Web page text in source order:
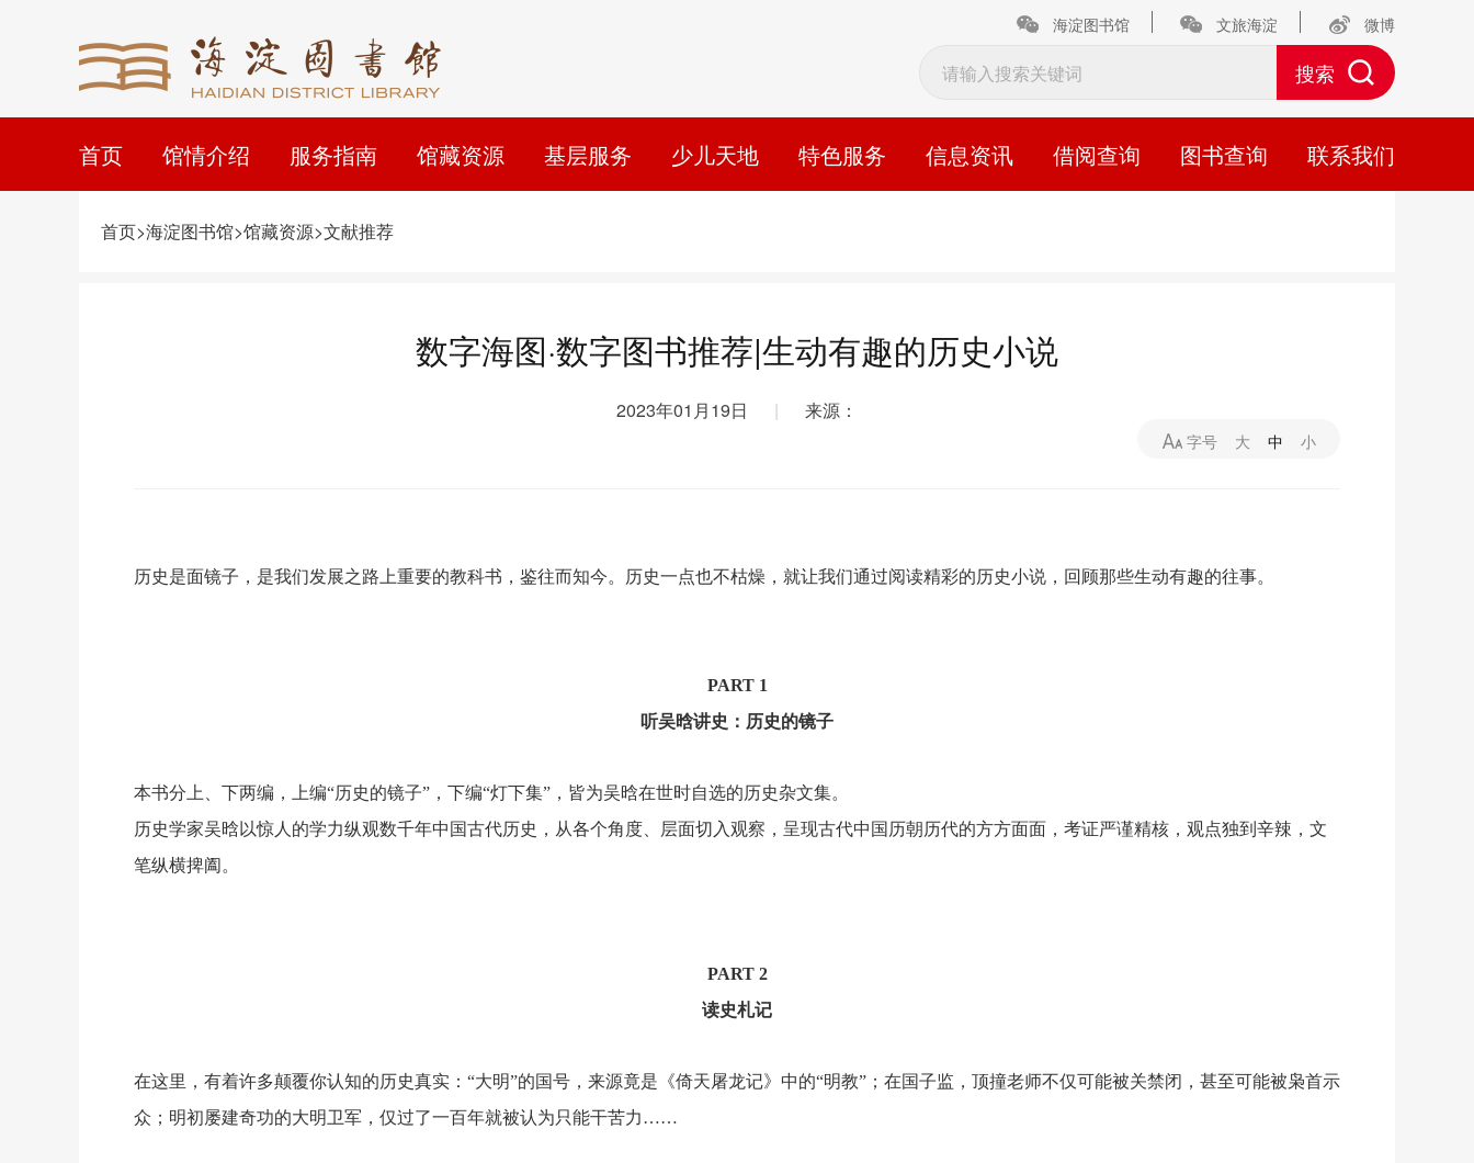
海淀图书馆 文旅海淀 微博
首页 馆情介绍 服务指南 馆藏资源 基层服务 少儿天地 特色服务 信息资讯 借阅查询 图书查询 联系我们
首页>海淀图书馆>馆藏资源>文献推荐
数字海图·数字图书推荐|生动有趣的历史小说
2023年01月19日 | 来源：
字号 大 中 小
历史是面镜子，是我们发展之路上重要的教科书，鉴往而知今。历史一点也不枯燥，就让我们通过阅读精彩的历史小说，回顾那些生动有趣的往事。
PART 1
听吴晗讲史：历史的镜子
本书分上、下两编，上编“历史的镜子” ，下编“灯下集” ，皆为吴晗在世时自选的历史杂文集。
历史学家吴晗以惊人的学力纵观数千年中国古代历史，从各个角度、层面切入观察，呈现古代中国历朝历代的方方面面，考证严谨精核，观点独到辛辣，文
笔纵横捭阖。
PART 2
读史札记
在这里，有着许多颠覆你认知的历史真实： “大明”的国号，来源竟是《倚天屠龙记》中的“明教” ；在国子监，顶撞老师不仅可能被关禁闭，甚至可能被枭首示
众；明初屡建奇功的大明卫军，仅过了一百年就被认为只能干苦力……